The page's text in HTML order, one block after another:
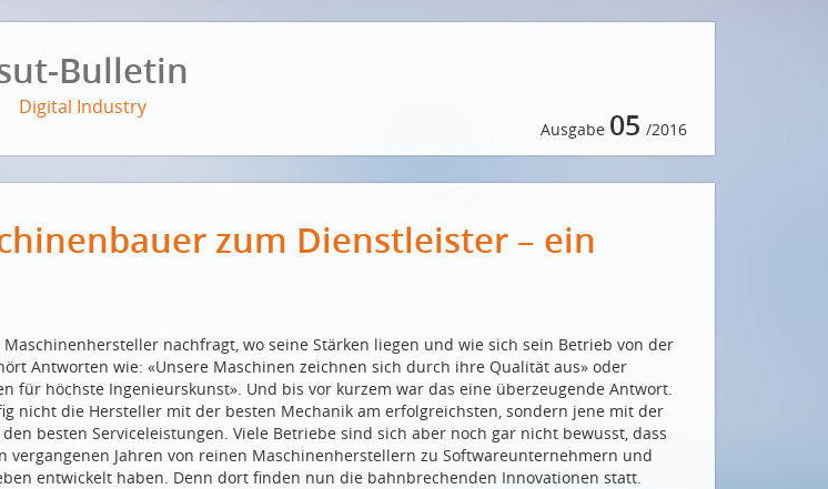
Bulletin
Digital Industry
Ausgabe 05 /2016
zum Dienstleister – ein
nachfragt, wo seine Stärken liegen und wie sich sein Betrieb von der
Antworten wie: «Unsere Maschinen zeichnen sich durch ihre Qualität aus» oder
für höchste Ingenieurskunst». Und bis vor kurzem war das eine überzeugende Antwort.
nicht die Hersteller mit der besten Mechanik am erfolgreichsten, sondern jene mit der
besten Serviceleistungen. Viele Betriebe sind sich aber noch gar nicht bewusst, dass
vergangenen Jahren von reinen Maschinenherstellern zu Softwareunternehmern und
entwickelt haben. Denn dort finden nun die bahnbrechenden Innovationen statt.